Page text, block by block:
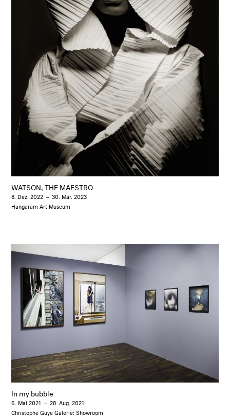
WATSON, THE MAESTRO
8. Dez. 2022 –30. Mär. 2023
Hangaram Art Museum
In my bubble
6. Mai 2021 – 28. Aug. 2021
Christophe Guye Galerie: Showroom